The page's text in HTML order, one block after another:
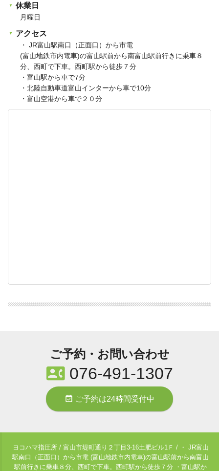
休業日
月曜日
アクセス
・ JR富山駅南口（正面口）から市電
(富山地鉄市内電車)の富山駅前から南富山駅前行きに乗車８
分、西町で下車。西町駅から徒歩７分
・富山駅から車で7分
・北陸自動車道富山インターから車で10分
・富山空港から車で２０分
ご予約・お問い合わせ
contact_phone076-491-1307
event_available ご予約は24時間受付中
ヨコハマ指圧所 / 富山市堤町通り２丁目3-16土肥ビル1Ｆ / ・ JR富山
駅南口（正面口）から市電 (富山地鉄市内電車)の富山駅前から南富山
駅前行きに乗車８分、西町で下車。西町駅から徒歩７分 ・富山駅か